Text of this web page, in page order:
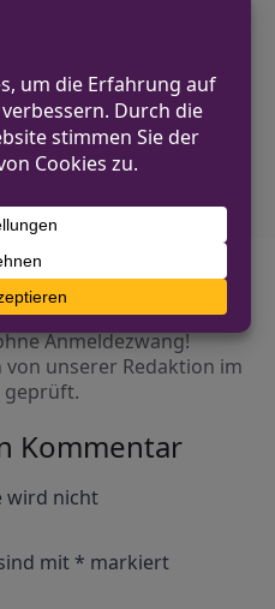
und unter Drogen
BEITRAG
stehlen Reifen von
fünf Pkw
mit!
Anmeldezwang!
unserer Redaktion im
geprüft.
Kommentar
wird nicht
mit * markiert